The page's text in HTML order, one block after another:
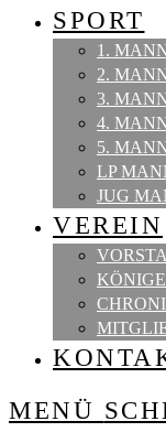
SPORT
1.
2.
3.
4.
5.
LP
JUG
VEREIN
KÖNIGE
MENÜ